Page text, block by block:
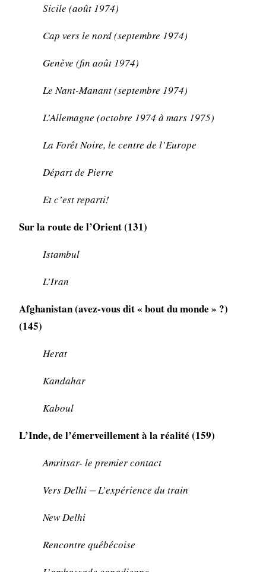
Sicile (août 1974)
Cap vers le nord (septembre 1974)
Genève (fin août 1974)
Le Nant-Manant (septembre 1974)
L’Allemagne (octobre 1974 à mars 1975)
La Forêt Noire, le centre de l’Europe
Départ de Pierre
Et c’est reparti!
Sur la route de l’Orient (131)
Istambul
L’Iran
Afghanistan (avez-vous dit « bout du monde » ?)
(145)
Herat
Kandahar
Kaboul
L’Inde, de l’émerveillement à la réalité (159)
Amritsar- le premier contact
Vers Delhi − L’expérience du train
New Delhi
Rencontre québécoise